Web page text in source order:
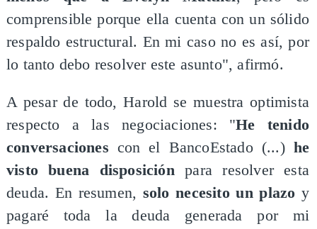
comprensible porque ella cuenta con un sólido
respaldo estructural. En mi caso no es así, por
lo tanto debo resolver este asunto", afirmó.
A pesar de todo, Harold se muestra optimista
respecto a las negociaciones: "He tenido
conversaciones con el BancoEstado (...) he
visto buena disposiciónpara resolver esta
deuda. En resumen, solo necesito un plazo y
pagaré toda la deuda generada por mi